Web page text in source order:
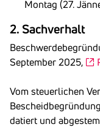
Montag (27.
2. Sachverhalt
September 2025,
Vom steuerlichen
datiert und